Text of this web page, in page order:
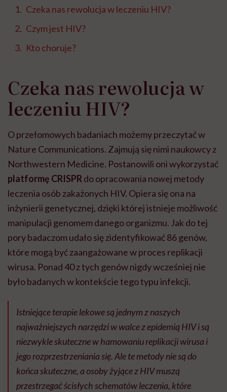
Czeka nas rewolucja w leczeniu HIV?
Czym jest HIV?
Kto choruje?
Czeka nas rewolucja w
leczeniu HIV?
O przełomowych badaniach możemy przeczytać w
Nature Communications. Zajmują się nimi naukowcy z
Northwestern Medicine. Postanowili oni wykorzystać
platformę CRISPR do opracowania nowej metody
leczenia osób zakażonych HIV. Opiera się ona na
inżynierii genetycznej, dzięki której istnieje możliwość
manipulacji genomem danego organizmu. Jak do tej
pory badaczom udało się zidentyfikować 86 genów,
które mogą być zaangażowane w proces replikacji
wirusa. Ponad 40 z tych genów nigdy wcześniej nie
było badanych w kontekście tego typu infekcji.
Istniejące terapie lekowe są jednym z naszych
najważniejszych narzędzi w walce z epidemią HIV i są
niezwykle skuteczne w hamowaniu replikacji wirusa i
jego rozprzestrzeniania się. Ale te metody nie są do
końca skuteczne, a osoby żyjące z HIV muszą
przestrzegać ścisłych schematów leczenia, które